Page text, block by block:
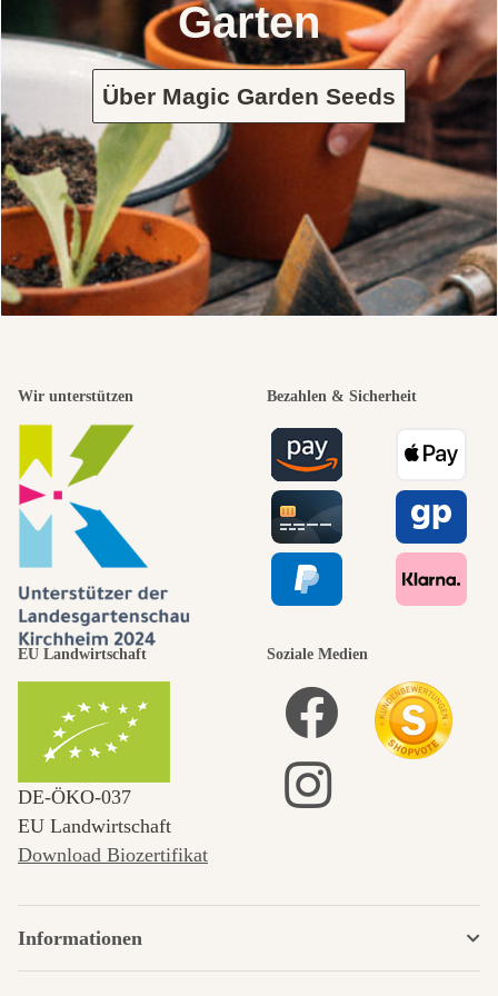
Garten
Über Magic Garden Seeds
Wir unterstützen Bezahlen & Sicherheit
EU Landwirtschaft
DE‑ÖKO‑037
EU Landwirtschaft
Download Biozertifikat
Soziale Medien
Informationen